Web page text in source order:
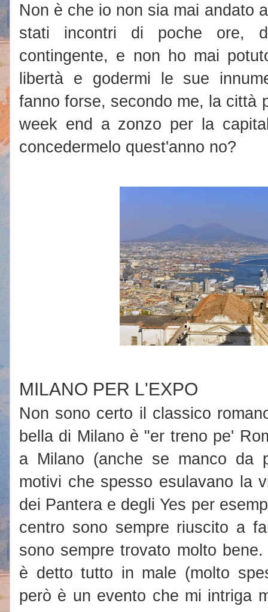
Non è che io non sia mai andato
stati incontri di poche ore,
contingente, e non ho mai
libertà e godermi le sue
fanno forse, secondo me, la città
week end a zonzo per la
concedermelo quest'anno no?
MILANO PER L'EXPO
Non sono certo il classico
bella di Milano è "er treno pe'
a Milano (anche se manco da
motivi che spesso esulavano la
dei Pantera e degli Yes per
centro sono sempre riuscito a
sono sempre trovato molto
è detto tutto in male (molto
però è un evento che mi intriga